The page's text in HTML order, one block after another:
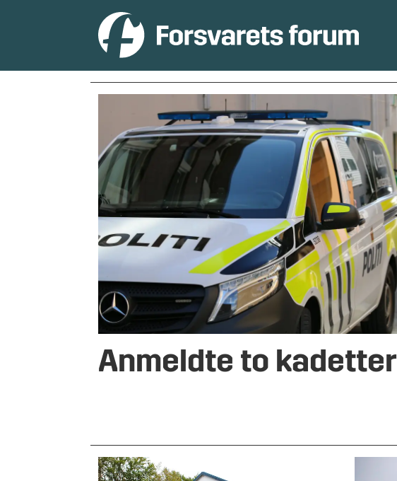
sjøkrigsskolen
Anmeldte to kadetter